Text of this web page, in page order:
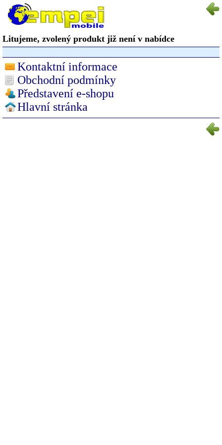
Litujeme, zvolený produkt již není v nabídce
Kontaktní informace
Obchodní podmínky
Představení e-shopu
Hlavní stránka